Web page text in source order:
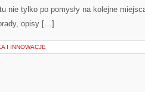
nie tylko po pomysły na kolejne
opisy […]
I INNOWACJE